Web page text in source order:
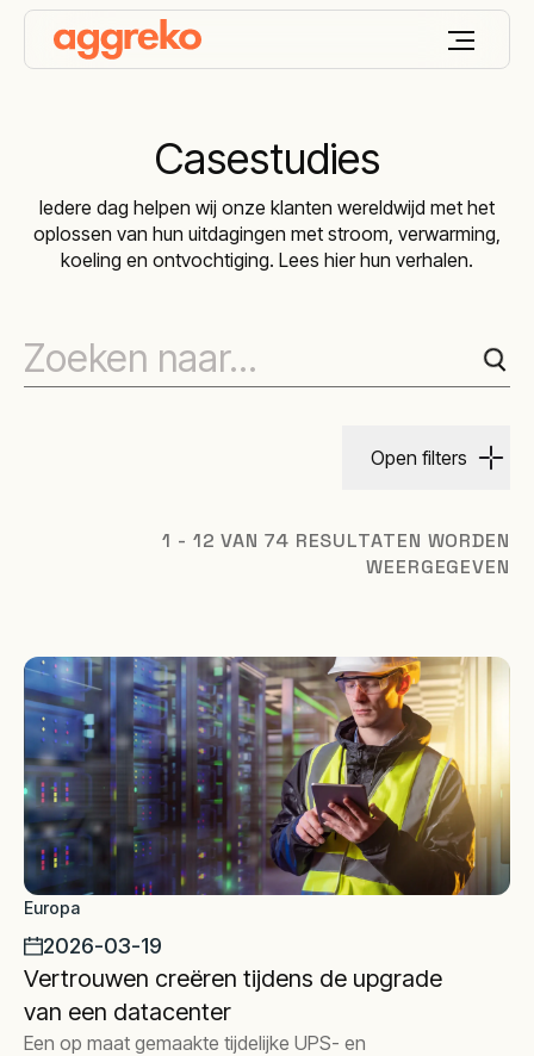
Casestudies
Iedere dag helpen wij onze klanten wereldwijd met het
oplossen van hun uitdagingen met stroom, verwarming,
koeling en ontvochtiging. Lees hier hun verhalen.
Open filters
1 - 12 VAN 74 RESULTATEN WORDEN
WEERGEGEVEN
Europa
2026-03-19
Vertrouwen creëren tijdens de upgrade
van een datacenter
Een op maat gemaakte tijdelijke UPS- en